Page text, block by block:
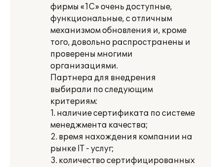
фирмы «1С» очень доступные,
функциональные, с отличным
механизмом обновления и, кроме
того, довольно распространены и
проверены многими
организациями.
Партнера для внедрения
выбирали по следующим
критериям:
1. наличие сертификата по системе
менеджмента качества;
2. время нахождения компании на
рынке IT - услуг;
3. количество сертифицированных